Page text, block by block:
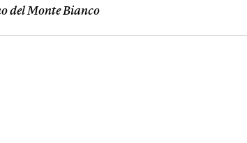
del Monte Bianco